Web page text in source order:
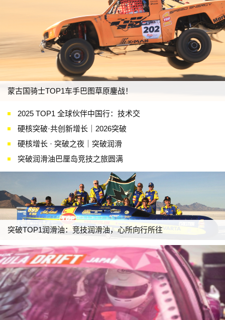
蒙古国骑士TOP1车手巴图草原鏖战！
2025 TOP1 全球伙伴中国行：技术交
硬核突破·共创新增长｜2026突破
硬核增长 · 突破之夜｜突破润滑
突破润滑油巴厘岛竞技之旅圆满
突破TOP1润滑油：竞技润滑油，心所向行所往